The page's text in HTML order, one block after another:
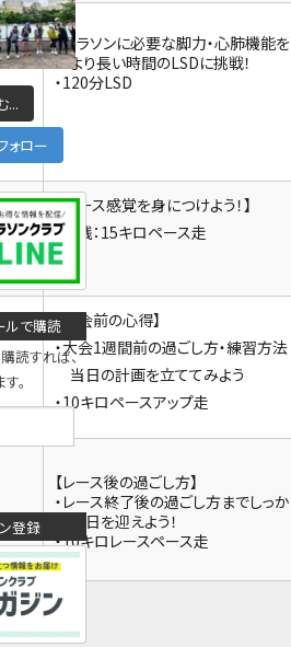
【マラソンに必要な脚力・心肺機能を
より長い時間のLSDに挑戦！
・120分LSD
【ペース感覚を身につけよう！】
・実践：15キロペース走
【大会前の心得】
・大会1週間前の過ごし方・練習方法
当日の計画を立ててみよう
・10キロペースアップ走
【レース後の過ごし方】
・レース終了後の過ごし方までしっ
当日を迎えよう！
・10キロレースペース走
...
ォロー
ルで購読
読すれば、
。
登録